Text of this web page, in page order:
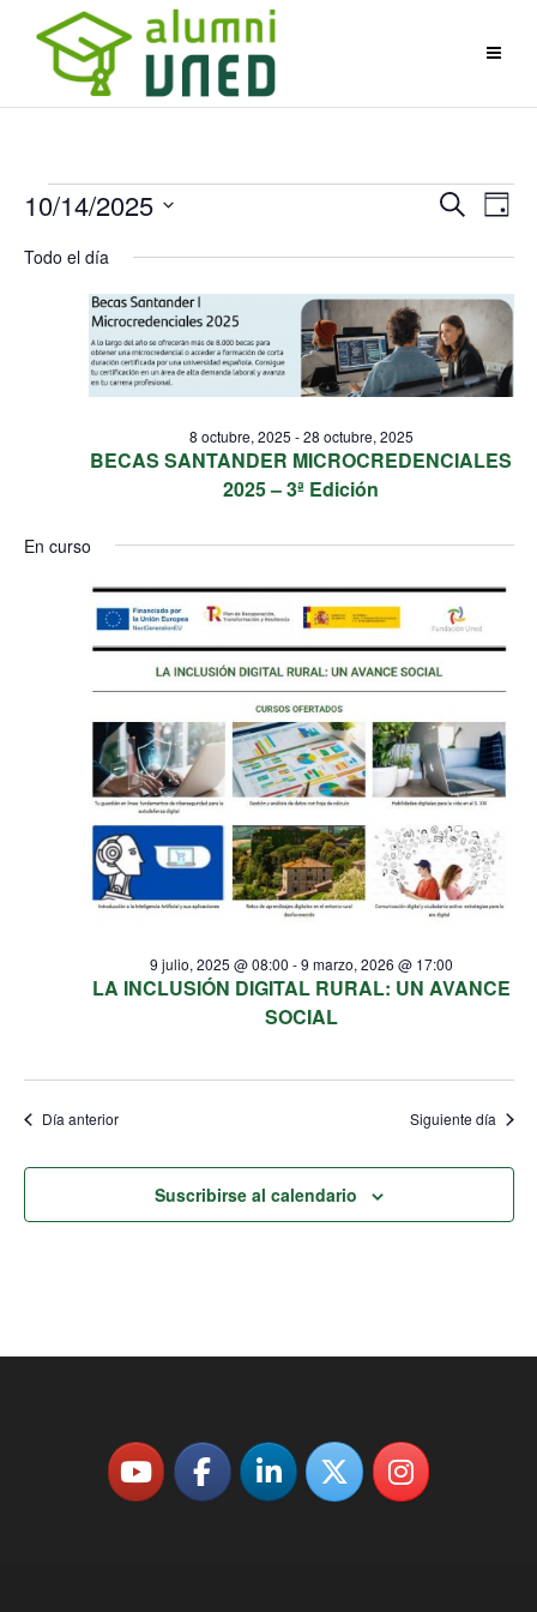
Eventos
en
octubre,
2025
y
vistas
de
Eventos
Buscar
de
Día
10/14/2025
fecha.
Todo el día
BECAS SANTANDER MICROCREDENCIALES
2025 – 3ª Edición
8 octubre, 2025 -28 octubre, 2025
En curso
LA INCLUSIÓN DIGITAL RURAL: UN AVANCE
SOCIAL
9 julio, 2025 @ 08:00 -9 marzo, 2026 @ 17:00
Día anterior Siguiente día
Suscribirse al calendario